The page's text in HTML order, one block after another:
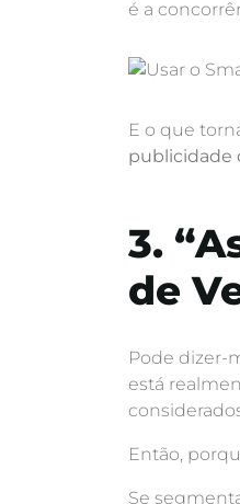
é a
E o que
publicidade
3.
de
Pode dizer-
está
Então,
Se